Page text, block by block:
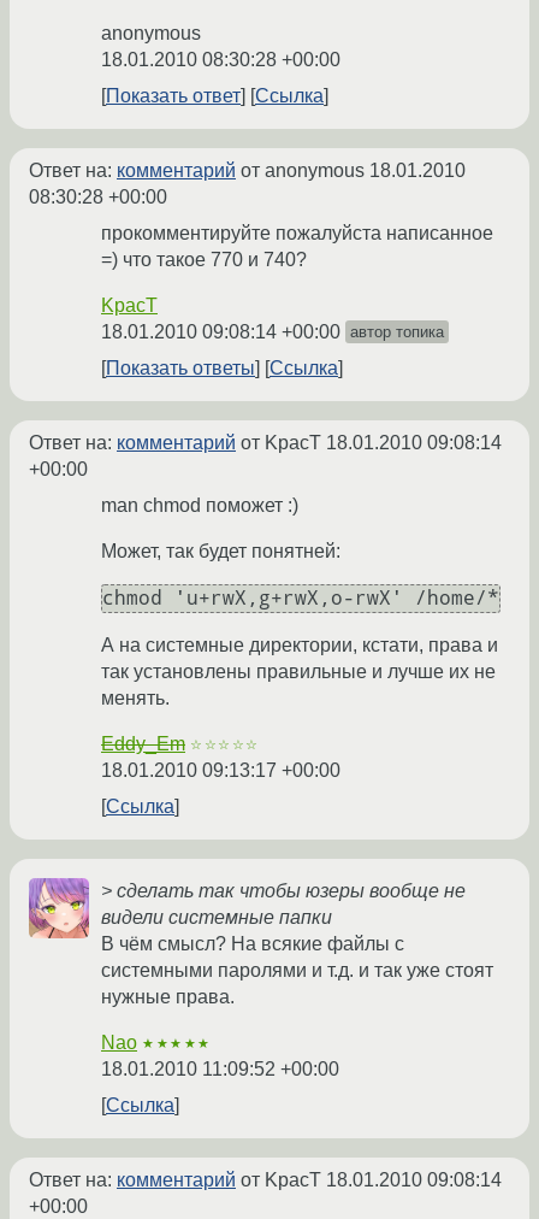
anonymous
18.01.2010 08:30:28 +00:00
Показать ответ
Ссылка
Ответ на: комментарий от anonymous 18.01.2010
08:30:28 +00:00
прокомментируйте пожалуйста написанное
=) что такое 770 и 740?
KpacT
18.01.2010 09:08:14 +00:00 автор топика
Показать ответы Ссылка
Ответ на: комментарий от KpacT 18.01.2010 09:08:14
+00:00
man chmod поможет :)
Может, так будет понятней:
А на системные директории, кстати, права и
так установлены правильные и лучше их не
менять.
Eddy_Em ☆☆☆☆☆
18.01.2010 09:13:17 +00:00
Ссылка
> сделать так чтобы юзеры вообще не
видели системные папки
В чём смысл? На всякие файлы с
системными паролями и т.д. и так уже стоят
нужные права.
Nao ★★★★★
18.01.2010 11:09:52 +00:00
Ссылка
Ответ на: комментарий от KpacT 18.01.2010 09:08:14
+00:00